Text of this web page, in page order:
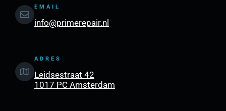
EMAIL
info@primerepair.nl
ADRES
Leidsestraat 42
1017 PC Amsterdam